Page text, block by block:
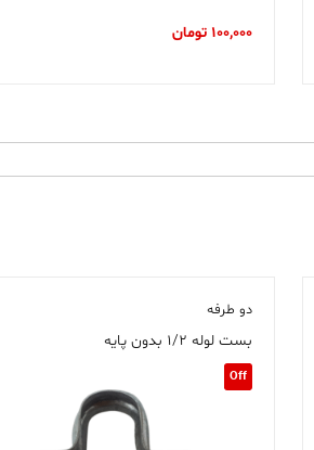
100,000 تومان
دو طرفه
بست لوله ۱/۲ بدون پایه
Off